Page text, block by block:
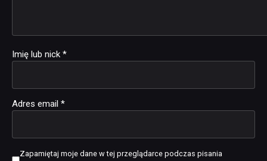
Imię lub nick *
Adres email *
Zapamiętaj moje dane w tej przeglądarce podczas pisania